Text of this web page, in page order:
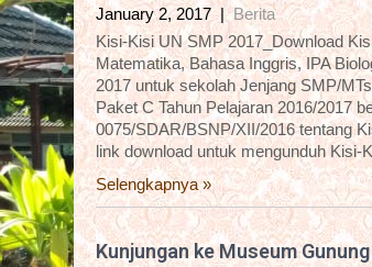
January 2, 2017 |Berita
Kisi-Kisi UN SMP 2017_Download
Matematika, Bahasa Inggris, IPA
2017 untuk sekolah Jenjang SMP/
Paket C Tahun Pelajaran 2016/2017
0075/SDAR/BSNP/XII/2016 tentang
link download untuk mengunduh
Selengkapnya »
Kunjungan ke Museum